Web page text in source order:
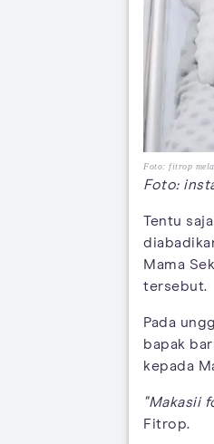
Foto: fitrop
Foto:
Tentu
Mama
tersebut.
Pada
bapak
kepada
"Makasii
Fitrop.